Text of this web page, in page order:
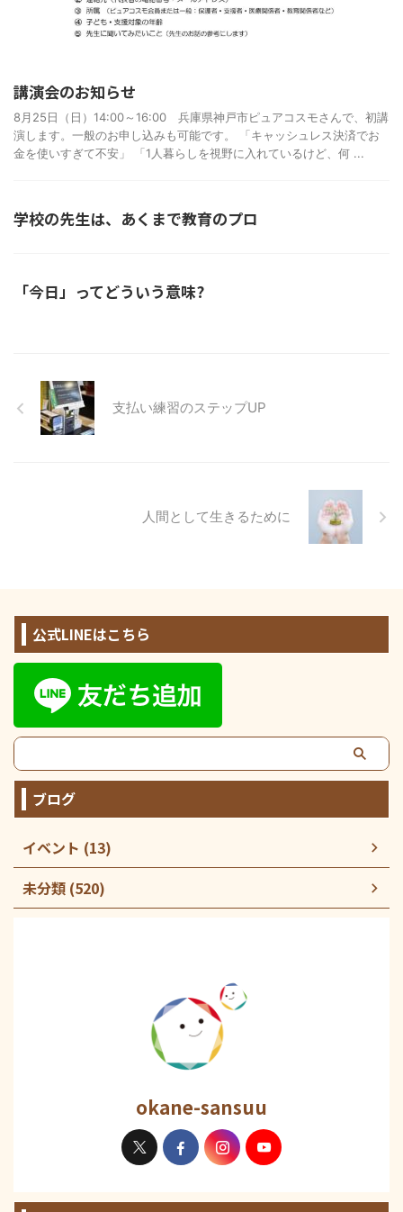
講演会のお知らせ
8月25日（日）14:00～16:00 兵庫県神戸市ピュアコスモさんで、初講
演します。一般のお申し込みも可能です。 「キャッシュレス決済でお
金を使いすぎて不安」 「1人暮らしを視野に入れているけど、何 ...
学校の先生は、あくまで教育のプロ
「今日」ってどういう意味?
支払い練習のステップUP
人間として生きるために
公式LINEはこちら
ブログ
イベント (13)
未分類 (520)
okane-sansuu